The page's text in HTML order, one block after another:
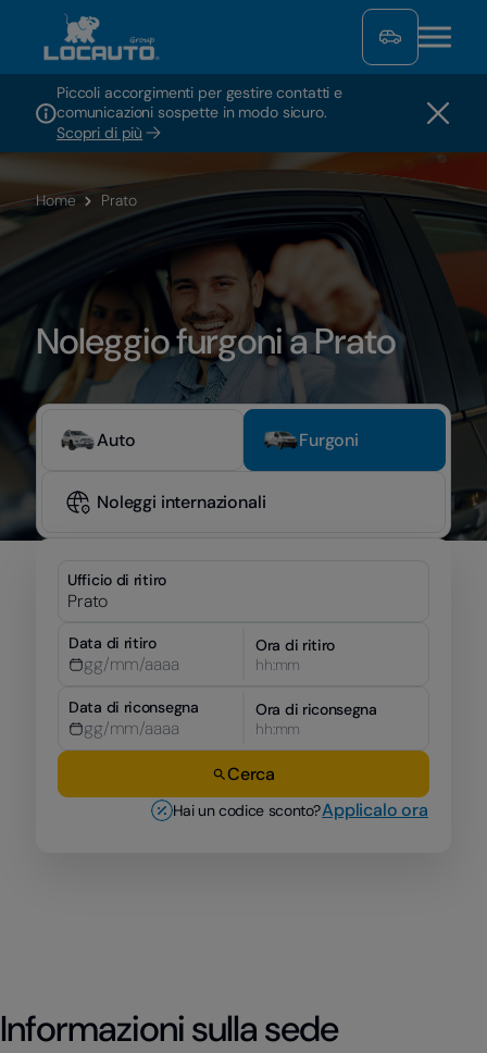
Piccoli accorgimenti per gestire contatti e
comunicazioni sospette in modo sicuro.
Scopri di più
Home Prato
Noleggio furgoni a Prato
Auto Furgoni
Noleggi internazionali
Ufficio di ritiro
Data di ritiro
Ora di ritiro
hh:mm
Data di riconsegna
Ora di riconsegna
hh:mm
Cerca
Hai un codice sconto?Applicalo ora
Informazioni sulla sede